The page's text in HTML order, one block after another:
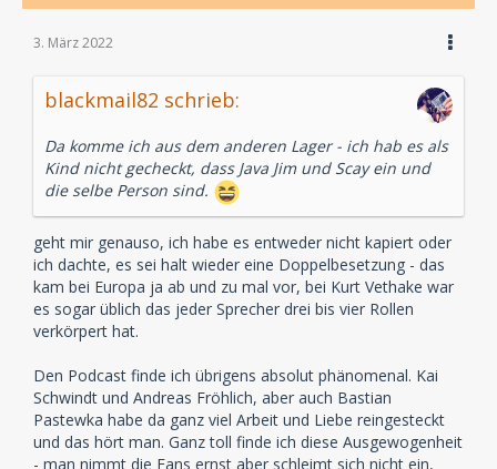
3. März 2022
blackmail82 schrieb:
Da komme ich aus dem anderen Lager - ich hab es als
Kind nicht gecheckt, dass Java Jim und Scay ein und
die selbe Person sind.
geht mir genauso, ich habe es entweder nicht kapiert oder
ich dachte, es sei halt wieder eine Doppelbesetzung - das
kam bei Europa ja ab und zu mal vor, bei Kurt Vethake war
es sogar üblich das jeder Sprecher drei bis vier Rollen
verkörpert hat.
Den Podcast finde ich übrigens absolut phänomenal. Kai
Schwindt und Andreas Fröhlich, aber auch Bastian
Pastewka habe da ganz viel Arbeit und Liebe reingesteckt
und das hört man. Ganz toll finde ich diese Ausgewogenheit
- man nimmt die Fans ernst aber schleimt sich nicht ein,